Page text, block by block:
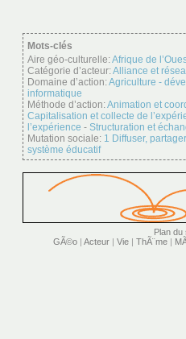
Mots-clés
Aire géo-culturelle:Afrique de
Catégorie d’acteur:Alliance et
Domaine d’action:Agriculture -
informatique
Méthode d’action:Animation et
Capitalisation et collecte de
l’expérience - Structuration et
Mutation sociale: 1 Diffuser,
système éducatif
Plan du
GÃ©o | Acteur | Vie | ThÃ¨me |